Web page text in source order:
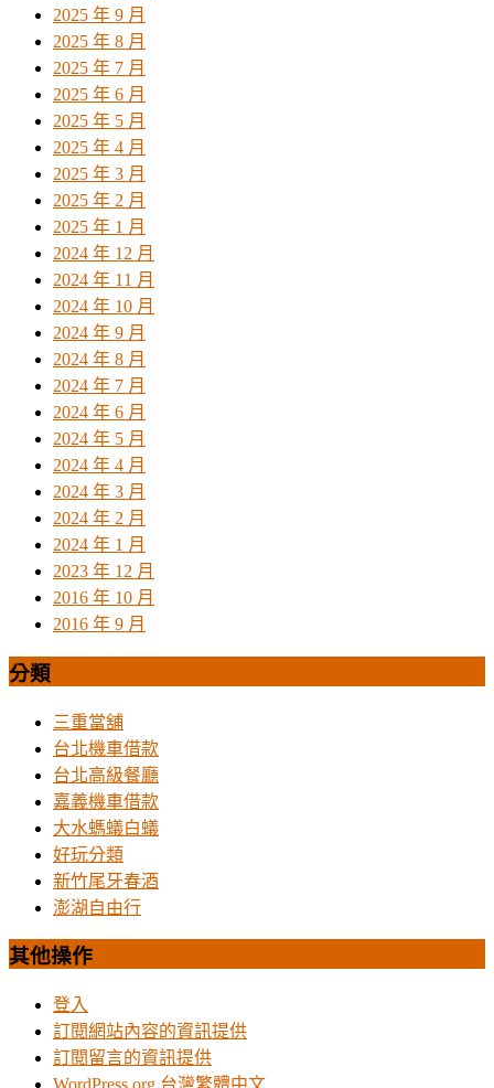
2025 年 9 月
2025 年 8 月
2025 年 7 月
2025 年 6 月
2025 年 5 月
2025 年 4 月
2025 年 3 月
2025 年 2 月
2025 年 1 月
2024 年 12 月
2024 年 11 月
2024 年 10 月
2024 年 9 月
2024 年 8 月
2024 年 7 月
2024 年 6 月
2024 年 5 月
2024 年 4 月
2024 年 3 月
2024 年 2 月
2024 年 1 月
2023 年 12 月
2016 年 10 月
2016 年 9 月
分類
三重當舖
台北機車借款
台北高級餐廳
嘉義機車借款
大水螞蟻白蟻
好玩分類
新竹尾牙春酒
澎湖自由行
其他操作
登入
訂閱網站內容的資訊提供
訂閱留言的資訊提供